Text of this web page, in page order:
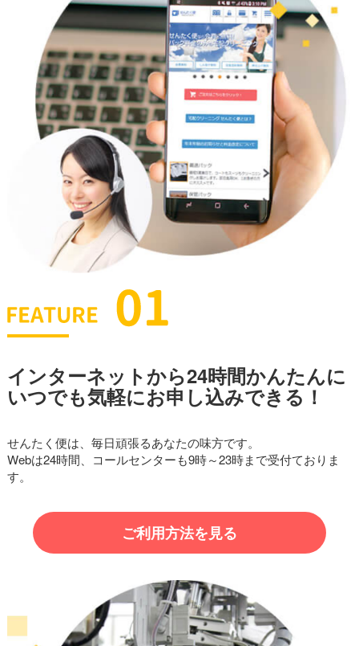
インターネットから24時間かんたんに
いつでも気軽にお申し込みできる！
せんたく便は、毎日頑張るあなたの味方です。
Webは24時間、コールセンターも9時～23時まで受付ておりま
す。
ご利用方法を見る